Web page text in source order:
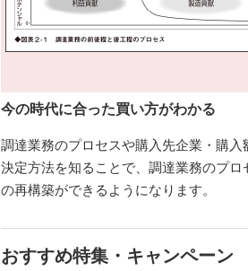
今の時代に合った買い方がわかる
調達業務のプロセスや購入先企業・購入
決定方法を知ることで、調達業務のプロ
の再構築ができるようになります。
おすすめ特集・キャンペーン